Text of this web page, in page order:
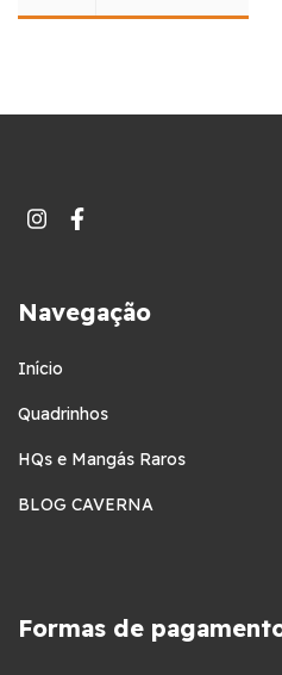
Navegação
Início
Quadrinhos
HQs e Mangás Raros
BLOG CAVERNA
Formas de